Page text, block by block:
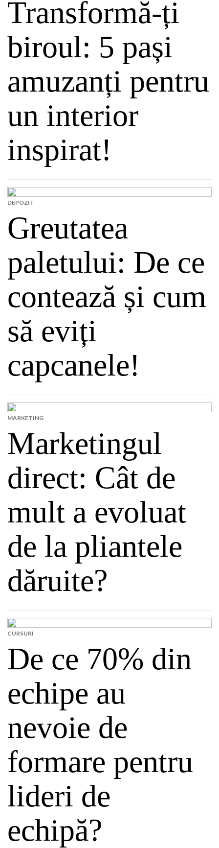
Transformă-ți
biroul: 5 pași
amuzanți pentru
un interior
inspirat!
Greutatea
paletului: De ce
contează și cum
să eviți
capcanele!
DEPOZIT
Marketingul
direct: Cât de
mult a evoluat
de la pliantele
dăruite?
MARKETING
De ce 70% din
echipe au
nevoie de
formare pentru
lideri de
echipă?
CURSURI